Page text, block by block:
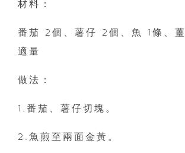
材料：
番茄 2個、薯仔 2個、魚 1條、
適量
做法：
1.番茄、薯仔切塊。
2.魚煎至兩面金黃。